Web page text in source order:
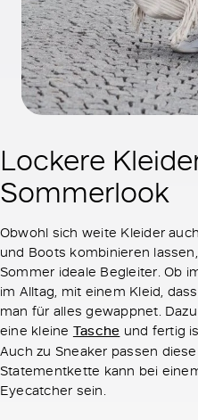
Lockere
Sommerlook
Obwohl sich weite Kleider
und Boots kombinieren
Sommer ideale Begleiter. Ob
im Alltag, mit einem Kleid,
man für alles gewappnet.
eine kleine Tasche und fertig
Auch zu Sneaker passen
Statementkette kann bei
Eyecatcher sein.